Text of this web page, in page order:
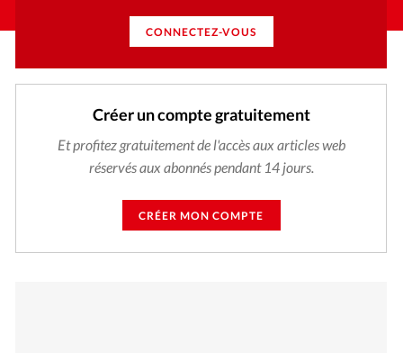
CONNECTEZ-VOUS
Créer un compte gratuitement
Et profitez gratuitement de l'accès aux articles web
réservés aux abonnés pendant 14 jours.
CRÉER MON COMPTE